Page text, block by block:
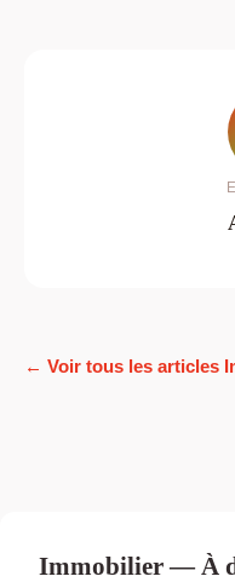
← Voir tous les articles
Immobilier — À